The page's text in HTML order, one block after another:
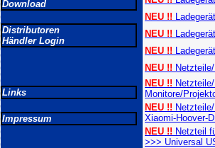
Download
Distributoren
Händler Login
Links
Impressum
NEU !!
NEU !!
NEU !!
NEU !!
NEU !!
Monitore/
NEU !!
Xiaomi-Hoover-
NEU !!
>>> Universal